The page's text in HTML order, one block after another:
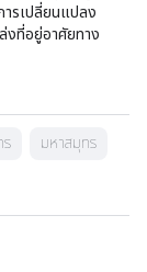
ารเปลี่ยนแปลง
งที่อยู่อาศัยทาง
ร มหาสมุทร